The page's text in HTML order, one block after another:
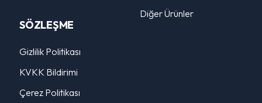
SÖZLEŞME
Gizlilik Politikası
KVKK Bildirimi
Çerez Politikası
Diğer Ürünler